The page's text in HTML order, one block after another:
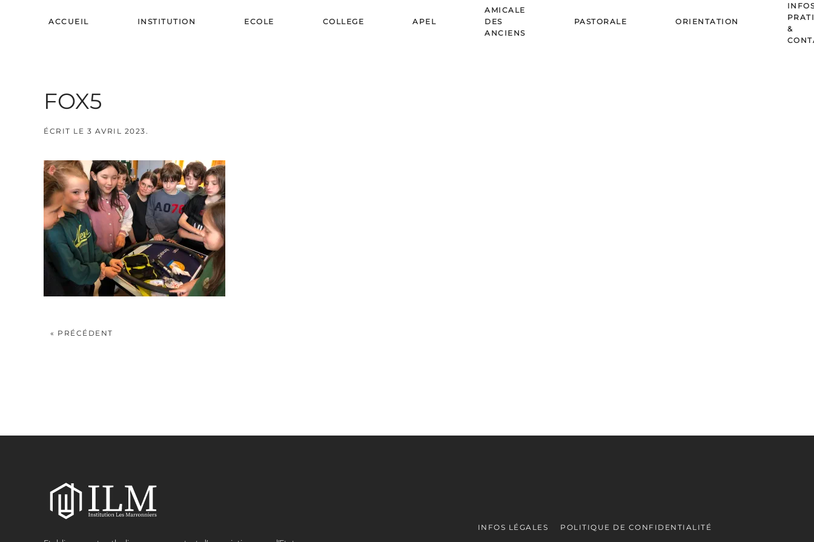
ACCUEIL INSTITUTION ECOLE COLLEGE APEL
AMICALE
DES
ANCIENS
PASTORALE ORIENTATION
&
FOX5
ÉCRIT LE 3 AVRIL 2023.
« PRÉCÉDENT
INFOS LÉGALES POLITIQUE DE CONFIDENTIALITÉ